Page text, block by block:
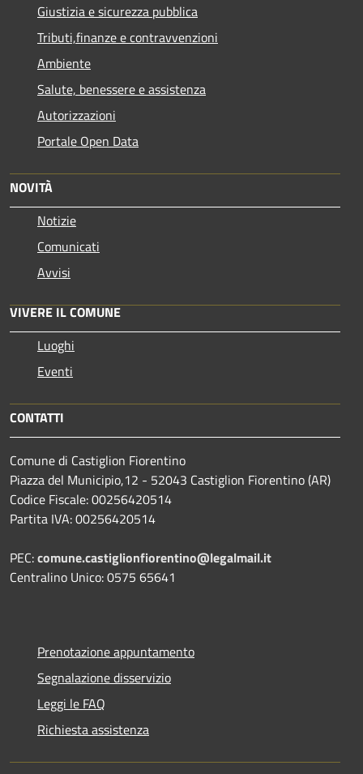
Giustizia e sicurezza pubblica
Tributi,finanze e contravvenzioni
Ambiente
Salute, benessere e assistenza
Autorizzazioni
Portale Open Data
NOVITÀ
Notizie
Comunicati
Avvisi
VIVERE IL COMUNE
Luoghi
Eventi
CONTATTI
Comune di Castiglion Fiorentino
Piazza del Municipio,12 - 52043 Castiglion Fiorentino (AR)
Codice Fiscale: 00256420514
Partita IVA: 00256420514
PEC:comune.castiglionfiorentino@legalmail.it
Centralino Unico: 0575 65641
Prenotazione appuntamento
Segnalazione disservizio
Leggi le FAQ
Richiesta assistenza